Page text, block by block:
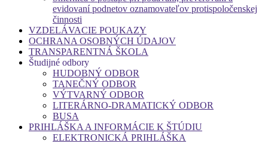
evidovaní podnetov oznamovateľov protispoločenskej
činnosti
VZDELÁVACIE POUKAZY
OCHRANA OSOBNÝCH ÚDAJOV
TRANSPARENTNÁ ŠKOLA
Študijné odbory
HUDOBNÝ ODBOR
TANEČNÝ ODBOR
VÝTVARNÝ ODBOR
LITERÁRNO-DRAMATICKÝ ODBOR
BUSA
PRIHLÁŠKA A INFORMÁCIE K ŠTÚDIU
ELEKTRONICKÁ PRIHLÁŠKA